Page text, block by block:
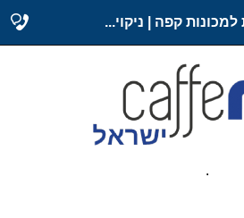
קפה | ניקוי...
.